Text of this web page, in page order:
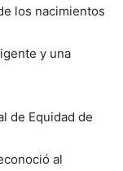
los nacimientos
y una
de Equidad de
al